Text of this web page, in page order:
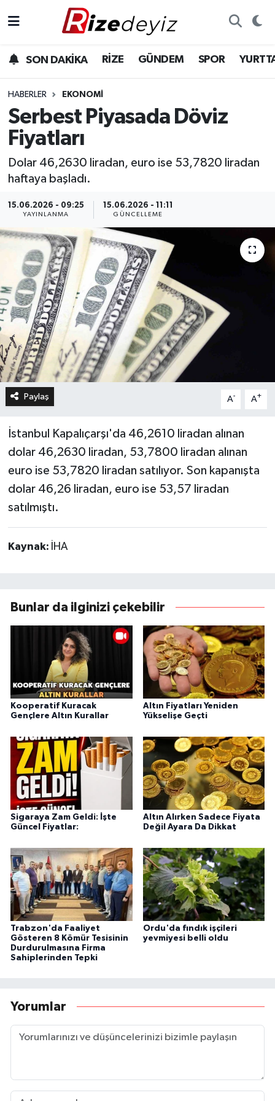
SON DAKİKA RİZE GÜNDEM SPOR
HABERLER EKONOMI
Serbest Piyasada Döviz
Fiyatları
Dolar 46,2630 liradan, euro ise 53,7820 liradan
haftaya başladı.
15.06.2026 - 09:25
YAYINLANMA
15.06.2026 - 11:11
GÜNCELLEME
Paylaş A- A+
İstanbul Kapalıçarşı'da 46,2610 liradan alınan
dolar 46,2630 liradan, 53,7800 liradan alınan
euro ise 53,7820 liradan satılıyor. Son kapanışta
dolar 46,26 liradan, euro ise 53,57 liradan
satılmıştı.
Kaynak: İHA
Bunlar da ilginizi çekebilir
Kooperatif Kuracak
Gençlere Altın Kurallar
Altın Fiyatları Yeniden
Yükselişe Geçti
Sigaraya Zam Geldi: İşte
Güncel Fiyatlar:
Altın Alırken Sadece Fiyata
Değil Ayara Da Dikkat
Trabzon'da Faaliyet
Gösteren 8 Kömür Tesisinin
Durdurulmasına Firma
Sahiplerinden Tepki
Ordu'da fındık işçileri
yevmiyesi belli oldu
Yorumlar
Gündem
Yurttan Haberler
Ekonomi
Teknoloji
Sağlık
Rize Hava Durumu
Rize Trafik Yoğunluk Haritası
Süper Lig Puan Durumu ve Fikstür
Tüm Manşetler
Son Dakika Haberleri
Haber Arşivi